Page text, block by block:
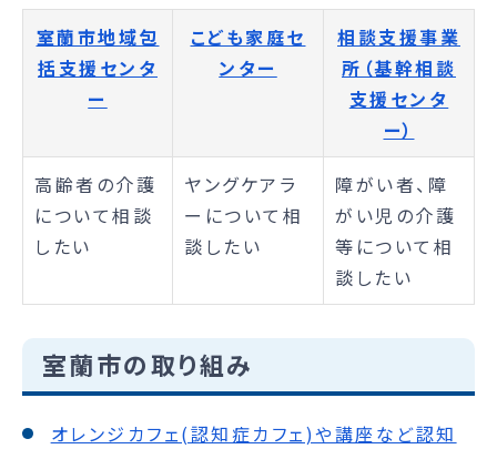
室蘭市地域包
括支援センタ
ー
こども家庭セ
ンター
相談支援事業
所（基幹相談
支援センタ
ー）
高齢者の介護
について相談
したい
ヤングケアラ
ーについて相
談したい
障がい者、障
がい児の介護
等について相
談したい
室蘭市の取り組み
オレンジカフェ(認知症カフェ)や講座など認知